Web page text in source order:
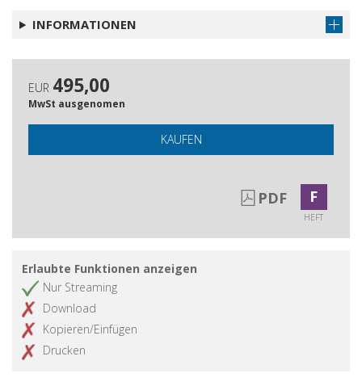
Artikel abrufen
INFORMATIONEN
EUR 495,00
MwSt ausgenomen
KAUFEN
PDF F
HEFT
Erlaubte Funktionen anzeigen
Nur Streaming
Download
Kopieren/Einfügen
Drucken